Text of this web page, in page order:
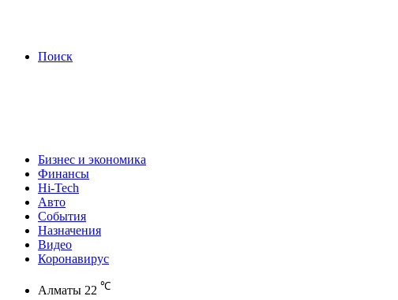
Поиск
Бизнес и экономика
Финансы
Hi-Tech
Авто
События
Назначения
Видео
Коронавирус
Алматы 22 ℃